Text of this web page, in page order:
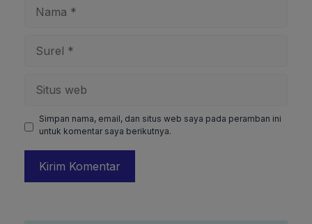
web
Simpan nama, email, dan situs web saya pada peramban ini
untuk komentar saya berikutnya.